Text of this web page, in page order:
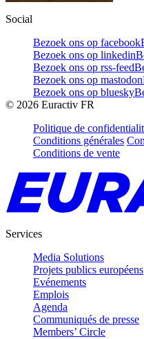
Social
Bezoek ons op facebook
Bezoek ons op linkedin
Bezoek ons op rss-feed
Bezoek ons op mastodon
Bezoek ons op bluesky
© 2026 Euractiv FR
Politique de
Conditions générales
Conditions de vente
Services
Media Solutions
Projets publics européens
Evénements
Emplois
Agenda
Communiqués de presse
Members’ Circle